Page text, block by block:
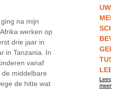
na mijn
werken op
drie jaar in
in Tanzania. In
vanaf
middelbare
de hitte wat
UW
MENING:
TUSSEN
Lees
meer